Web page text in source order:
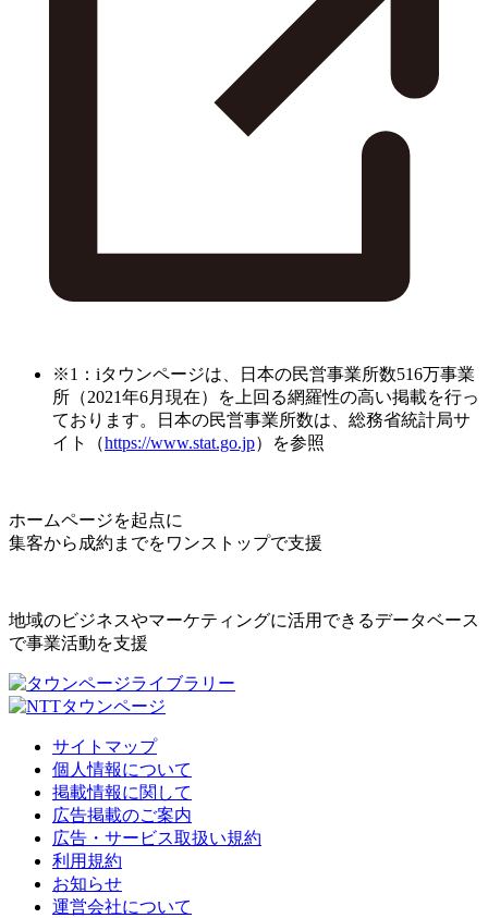
※1：iタウンページは、日本の民営事業所数516万事業
所（2021年6月現在）を上回る網羅性の高い掲載を行っ
ております。日本の民営事業所数は、総務省統計局サ
イト（https://www.stat.go.jp）を参照
ホームページを起点に
集客から成約までをワンストップで支援
地域のビジネスやマーケティングに活用できるデータベース
で事業活動を支援
サイトマップ
個人情報について
掲載情報に関して
広告掲載のご案内
広告・サービス取扱い規約
利用規約
お知らせ
運営会社について